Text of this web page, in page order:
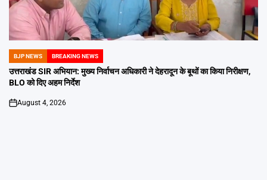
POSTED
IN
BJP NEWS BREAKING NEWS
उत्तराखंड SIR अभियान: मुख्य निर्वाचन अधिकारी ने देहरादून के बूथों का किया निरीक्षण,
BLO को दिए अहम निर्देश
on
August 4, 2026